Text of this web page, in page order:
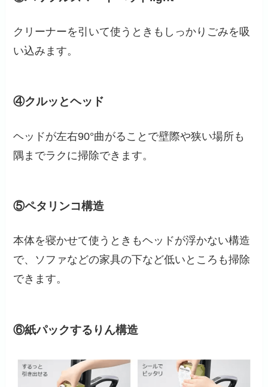
クリーナーを引いて使うときもしっかりごみを吸
い込みます。
④クルッとヘッド
ヘッドが左右90°曲がることで壁際や狭い場所も
隅までラクに掃除できます。
⑤ペタリンコ構造
本体を寝かせて使うときもヘッドが浮かない構造
で、ソファなどの家具の下など低いところも掃除
できます。
⑥紙パックするりん構造